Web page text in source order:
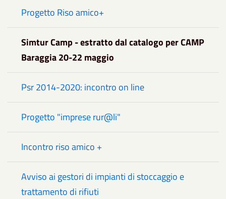
Progetto Riso amico+
Simtur Camp - estratto dal catalogo per CAMP
Baraggia 20-22 maggio
Psr 2014-2020: incontro on line
Progetto "imprese rur@li"
Incontro riso amico +
Avviso ai gestori di impianti di stoccaggio e
trattamento di rifiuti